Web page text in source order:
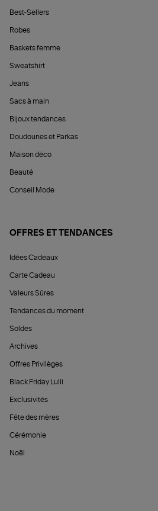
Best-Sellers
Robes
Baskets femme
Sweatshirt
Jeans
Sacs à main
Bijoux tendances
Doudounes et Parkas
Maison déco
Beauté
Conseil Mode
OFFRES ET TENDANCES
Idées Cadeaux
Carte Cadeau
Valeurs Sûres
Tendances du moment
Soldes
Archives
Offres Privilèges
Black Friday Lulli
Exclusivités
Fête des mères
Cérémonie
Noël